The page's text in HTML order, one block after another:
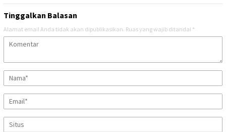
Tinggalkan Balasan
Alamat email Anda tidak akan dipublikasikan. Ruas yang wajib ditandai *